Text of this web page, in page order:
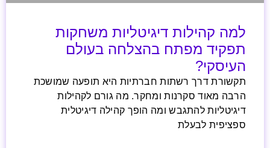
למה קהילות דיגיטליות משחקות
תפקיד מפתח בהצלחה בעולם
העיסקי?
תקשורת דרך רשתות חברתיות היא תופעה שמושכת
הרבה מאוד סקרנות ומחקר. מה גורם לקהילות
דיגיטליות להתגבש ומה הופך קהילה דיגיטלית
ספציפית לבעלת